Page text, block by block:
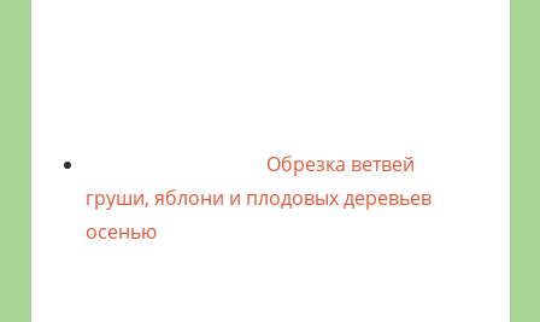
Обрезка ветвей
груши, яблони и плодовых деревьев
осенью